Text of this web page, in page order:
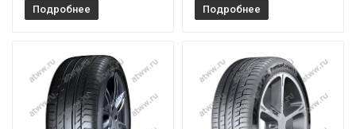
Подробнее Подробнее